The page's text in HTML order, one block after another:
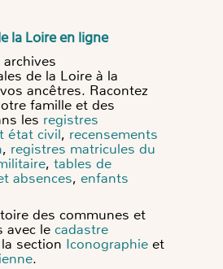
la Loire en ligne
archives
de la Loire à la
ancêtres. Racontez
famille et des
les registres
état civil, recensements
, registres matricules du
, tables de
absences, enfants
des communes et
avec le cadastre
section Iconographie et
.